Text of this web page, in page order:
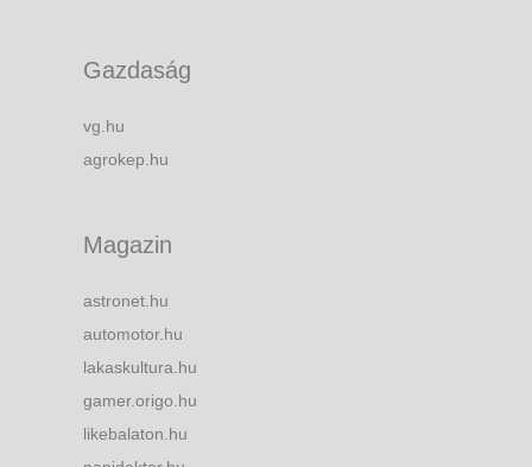
Gazdaság
vg.hu
agrokep.hu
Magazin
astronet.hu
automotor.hu
lakaskultura.hu
gamer.origo.hu
likebalaton.hu